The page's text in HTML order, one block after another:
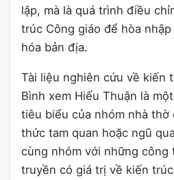
lập, mà là quá trình điều
trúc Công giáo để hòa
hóa bản địa.
Tài liệu nghiên cứu về kiến
Bình xem Hiếu Thuận là
tiêu biểu của nhóm nhà thờ
thức tam quan hoặc ngũ
cùng nhóm với những công
truyền có giá trị về kiến